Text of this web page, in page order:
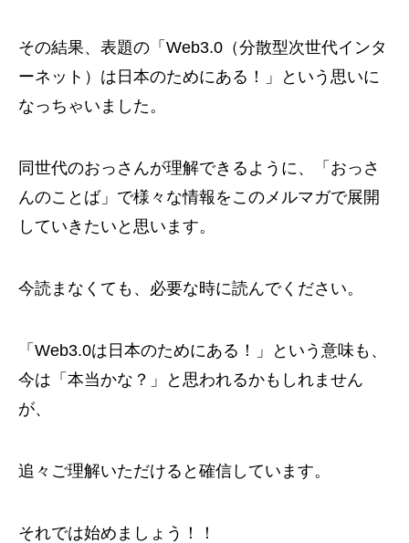
その結果、表題の「Web3.0（分散型次世代インタ
ーネット）は日本のためにある！」という思いに
なっちゃいました。
同世代のおっさんが理解できるように、「おっさ
んのことば」で様々な情報をこのメルマガで展開
していきたいと思います。
今読まなくても、必要な時に読んでください。
「Web3.0は日本のためにある！」という意味も、
今は「本当かな？」と思われるかもしれません
が、
追々ご理解いただけると確信しています。
それでは始めましょう！！